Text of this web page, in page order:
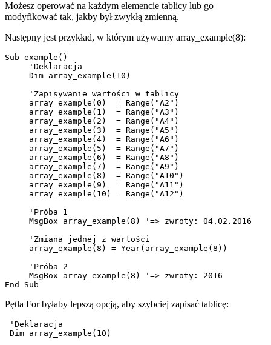
Możesz operować na każdym elemencie tablicy lub go
modyfikować tak, jakby był zwykłą zmienną.
Następny jest przykład, w którym używamy array_example(8):
Sub example()
     'Deklaracja
     Dim array_example(10)
     'Zapisywanie wartości w tablicy
     array_example(0)  = Range("A2")
     array_example(1)  = Range("A3")
     array_example(2)  = Range("A4")
     array_example(3)  = Range("A5")
     array_example(4)  = Range("A6")
     array_example(5)  = Range("A7")
     array_example(6)  = Range("A8")
     array_example(7)  = Range("A9")
     array_example(8)  = Range("A10")
     array_example(9)  = Range("A11")
     array_example(10) = Range("A12")
     'Próba 1
     MsgBox array_example(8) '=> zwroty: 04.02.2016
     'Zmiana jednej z wartości
     array_example(8) = Year(array_example(8))
     'Próba 2
     MsgBox array_example(8) '=> zwroty: 2016
Pętla For byłaby lepszą opcją, aby szybciej zapisać tablicę:
'Deklaracja
Dim array_example(10)